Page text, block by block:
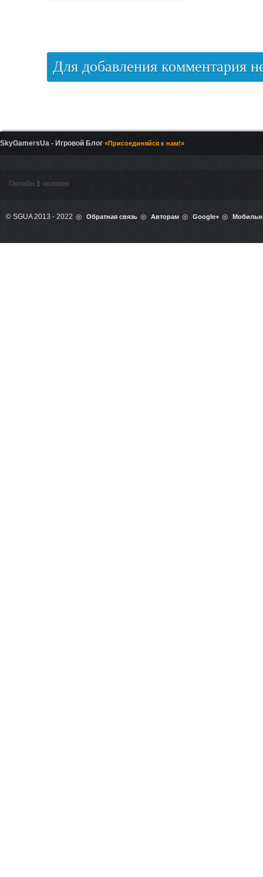
Для добавления комментария
SkyGamersUa - Игровой Блог «Присоединяйся к нам!»
Онлайн 1 человек
© SGUA 2013 - 2022 Обратная связь Авторам Google+